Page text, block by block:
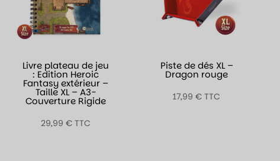
Livre plateau de jeu
: Edition Heroic
Fantasy extérieur –
Taille XL – A3-
Couverture Rigide
29,99 € TTC
Piste de dés XL –
Dragon rouge
17,99€ TTC